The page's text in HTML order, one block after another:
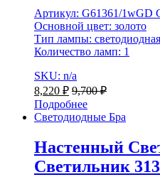
Артикул: G61361/1wGD
Основной цвет: золото
Тип лампы: светодиодная
Количество ламп: 1
SKU: n/a
8,220 ₽ 9,700₽
Подробнее
Светодиодные Бра
Настенный
Светильник